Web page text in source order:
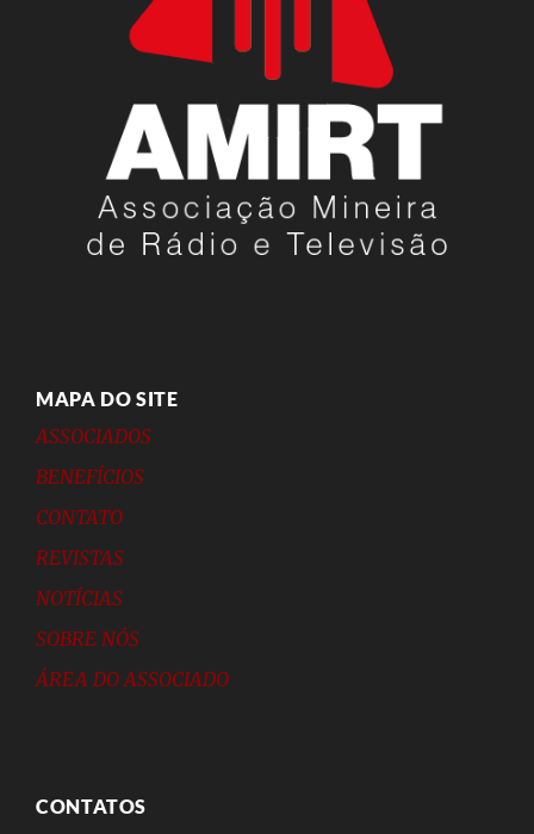
MAPA DO SITE
ASSOCIADOS
BENEFÍCIOS
CONTATO
REVISTAS
NOTÍCIAS
SOBRE NÓS
ÁREA DO ASSOCIADO
CONTATOS